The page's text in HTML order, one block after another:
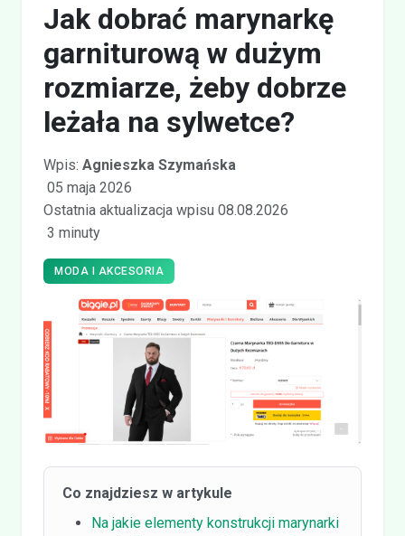
Jak dobrać marynarkę
garniturową w dużym
rozmiarze, żeby dobrze
leżała na sylwetce?
Wpis: Agnieszka Szymańska
05 maja 2026
Ostatnia aktualizacja wpisu 08.08.2026
3 minuty
MODA I AKCESORIA
Co znajdziesz w artykule
Na jakie elementy konstrukcji marynarki